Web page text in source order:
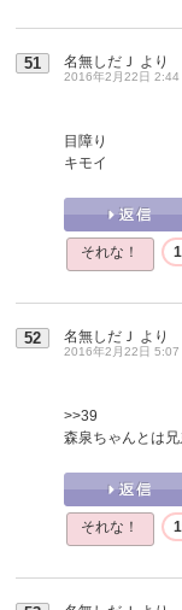
51 名無しだＪ より
2016年2月22日 2:44
目障り
キモイ
それな！
52 名無しだＪ より
2016年2月22日 5:07
>>39
森泉ちゃんとは
それな！